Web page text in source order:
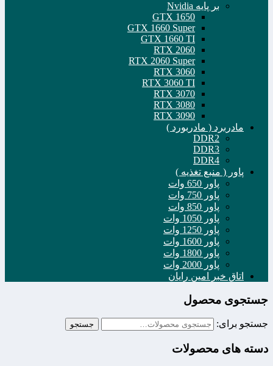
بر پایه Nvidia
GTX 1650
GTX 1660 Super
GTX 1660 TI
RTX 2060
RTX 2060 Super
RTX 3060
RTX 3060 TI
RTX 3070
RTX 3080
RTX 3090
مادربرد ( مادربورد )
DDR2
DDR3
DDR4
پاور ( منبع تغذیه )
پاور 650 وات
پاور 750 وات
پاور 850 وات
پاور 1050 وات
پاور 1250 وات
پاور 1600 وات
پاور 1800 وات
پاور 2000 وات
اتاق خبر امین رایان
جستجوی محصول
جستجو برای: جستجو
دسته های محصولات